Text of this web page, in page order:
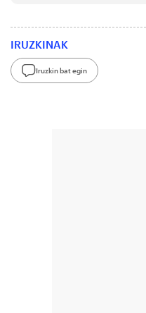
IRUZKINAK
Iruzkin bat egin